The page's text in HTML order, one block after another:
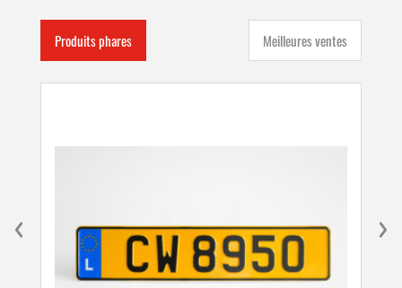
Produits phares Meilleures ventes